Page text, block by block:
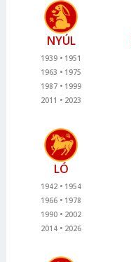
NYÚL
1939
1951
1963
1975
1987
1999
2011
2023
LÓ
1942
1954
1966
1978
1990
2002
2014
2026